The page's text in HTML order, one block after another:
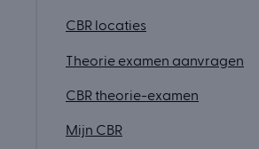
CBR locaties
Theorie examen aanvragen
CBR theorie-examen
Mijn CBR